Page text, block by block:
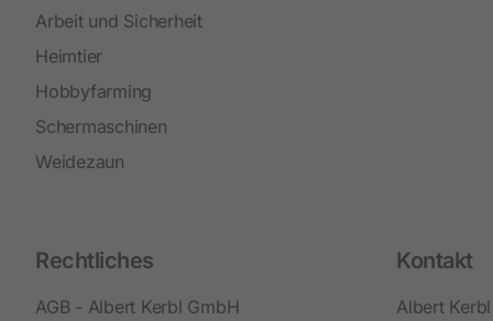
Arbeit und Sicherheit
Heimtier
Hobbyfarming
Schermaschinen
Weidezaun
Rechtliches
AGB - Albert Kerbl GmbH
Kontakt
Albert